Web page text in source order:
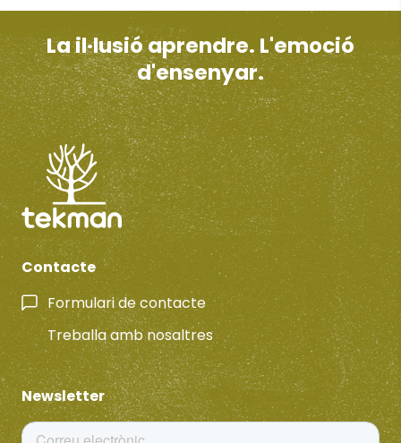
La il·lusió aprendre. L'emoció
d'ensenyar.
Contacte
Formulari de contacte
Treballa amb nosaltres
Newsletter